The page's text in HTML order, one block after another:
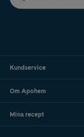
Kundservice
Om Apohem
Mina recept